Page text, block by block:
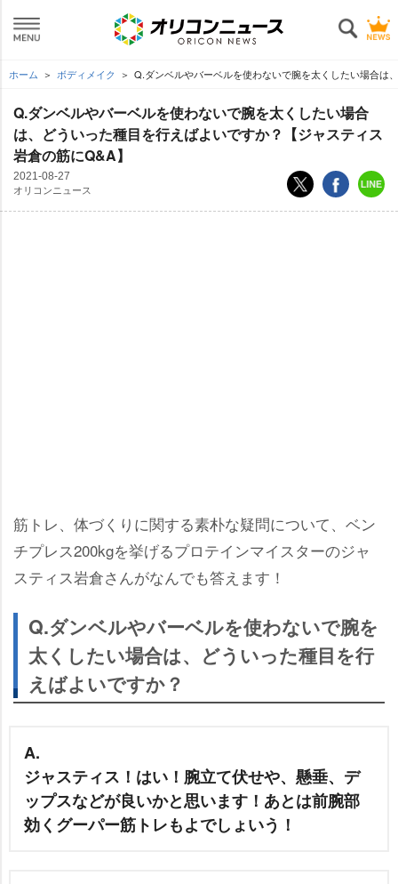
ホーム ボディメイク Q.ダンベルやバーベルを使わないで腕を太くしたい場合は
Q.ダンベルやバーベルを使わないで腕を太くしたい場合
は、どういった種目を行えばよいですか？【ジャスティス
倉の筋にQ&A】
2021-08-27
オリコンニュース
筋トレ、体づくりに関する素朴な疑問について、ベン
チプレス200kgを挙げるプロテインマイスターのジャ
スティス岩倉さんがなんでも答えます！
Q.ダンベルやバーベルを使わないで腕を
太くしたい場合は、どういった種目を行
えばよいですか？
A.
ジャスティス！はい！腕立て伏せや、懸垂、デ
ップスなどが良いかと思います！あとは前腕部
効くグーパー筋トレもよでしょいう！